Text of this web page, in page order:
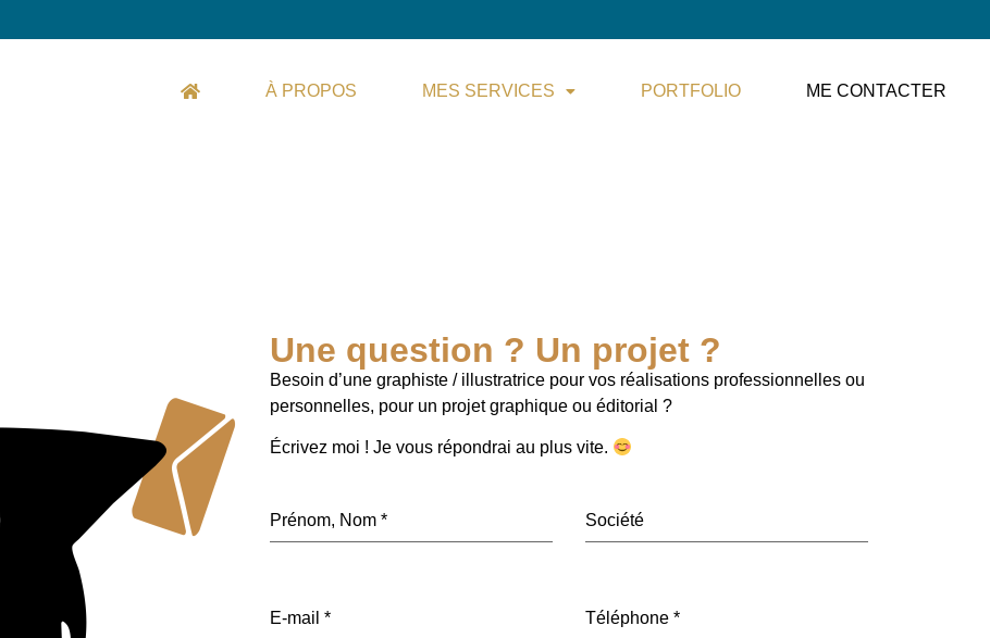
À PROPOS MES SERVICES PORTFOLIO ME CONTACTER
Une question ? Un projet ?
Besoin d’une graphiste / illustratrice pour vos réalisations professionnelles ou
personnelles, pour un projet graphique ou éditorial ?
Écrivez moi ! Je vous répondrai au plus vite.
Prénom, Nom * Société
E-mail * Téléphone *